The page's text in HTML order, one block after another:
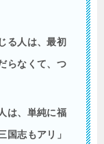
る人は、最初
らなくて、つ
は、単純に福
国志もアリ」